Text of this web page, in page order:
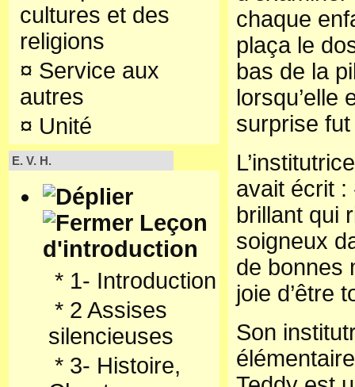
cultures et des
religions
¤ Service aux
autres
¤ Unité
E. V. H.
Leçon
d'introduction
* 1- Introduction
* 2 Assises
silencieuses
* 3- Histoire,
chaque
plaça le
bas de la
lorsqu’elle
surprise
avait écrit :
brillant qui
soigneux
de bonnes
joie d’être
Son